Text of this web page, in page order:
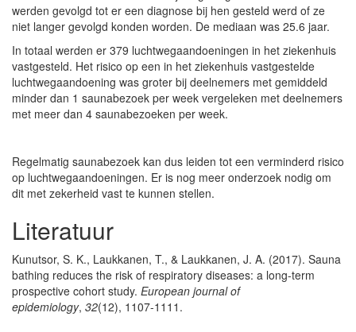
werden gevolgd tot er een diagnose bij hen gesteld werd of ze
niet langer gevolgd konden worden. De mediaan was 25.6 jaar.
In totaal werden er 379 luchtwegaandoeningen in het ziekenhuis
vastgesteld. Het risico op een in het ziekenhuis vastgestelde
luchtwegaandoening was groter bij deelnemers met gemiddeld
minder dan 1 saunabezoek per week vergeleken met deelnemers
met meer dan 4 saunabezoeken per week.
Regelmatig saunabezoek kan dus leiden tot een verminderd risico
op luchtwegaandoeningen. Er is nog meer onderzoek nodig om
dit met zekerheid vast te kunnen stellen.
Literatuur
Kunutsor, S. K., Laukkanen, T., & Laukkanen, J. A. (2017). Sauna
bathing reduces the risk of respiratory diseases: a long-term
prospective cohort study. European journal of
epidemiology, 32(12), 1107-1111.